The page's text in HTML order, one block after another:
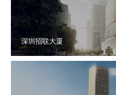
深圳招联大厦